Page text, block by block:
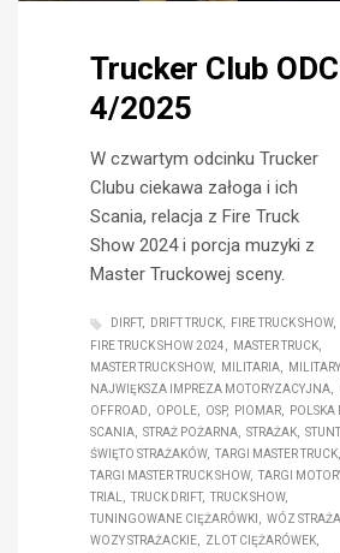
Trucker Club
4/2025
W czwartym odcinku Trucker
Clubu ciekawa załoga i ich
Scania, relacja z Fire Truck
Show 2024 i porcja muzyki z
Master Truckowej sceny.
DIRFT DRIFT TRUCK
FIRE TRUCK SHOW
FIRE TRUCK SHOW 2024
MASTER TRUCK
MASTER TRUCK SHOW
MILITARIA
MILITARY
NAJWIĘKSZA IMPREZA MOTORYZACYJNA
OFFROAD
OPOLE OSP PIOMAR
POLSKA
SCANIA
STRAŻ POŻARNA STRAŻAK
STUNT
ŚWIĘTO STRAŻAKÓW
TARGI MASTER TRUCK
TARGI MASTER TRUCK SHOW
TARGI
TRIAL
TRUCK DRIFT
TRUCK SHOW
TUNINGOWANE CIĘŻARÓWKI
WÓZ
WOZY STRAŻACKIE
ZLOT CIĘŻARÓWEK